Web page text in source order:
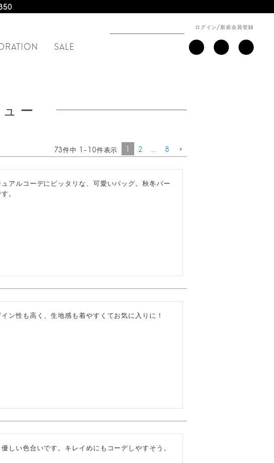
ログイン/新規会員登録
SALE
ー
73件中 1 - 10件表示 1 2 8
アルコーデにピッタリな、可愛いバッグ。秋冬バー
。
ン性も高く、生地感も着やすくてお気に入りに！
しい色合いです。キレイめにもコーデしやすそう。